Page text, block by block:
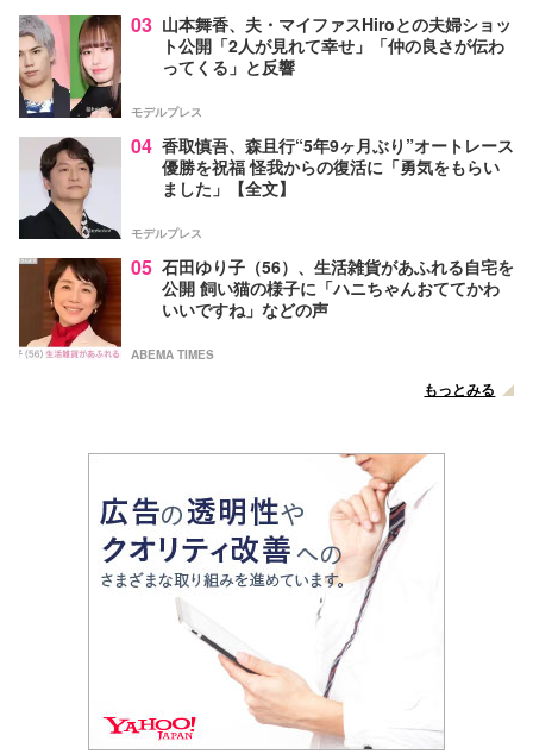
03 山本舞香、夫・マイファスHiroとの夫婦ショッ
ト公開「2人が見れて幸せ」「仲の良さが伝わ
ってくる」と反響
モデルプレス
04 香取慎吾、森且行“5年9ヶ月ぶり”オートレース
優勝を祝福 怪我からの復活に「勇気をもらい
ました」【全文】
モデルプレス
05 石田ゆり子（56）、生活雑貨があふれる自宅を
公開 飼い猫の様子に「ハニちゃんおててかわ
いいですね」などの声
ABEMA TIMES
もっとみる